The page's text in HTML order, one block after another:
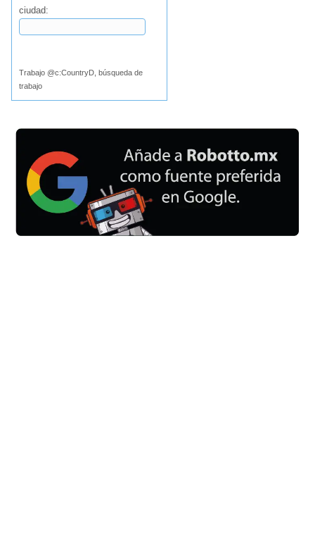
ciudad:
Trabajo @c:CountryD, búsqueda de
trabajo